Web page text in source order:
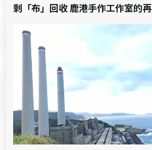
剩「布」回收 鹿港手作工作室的